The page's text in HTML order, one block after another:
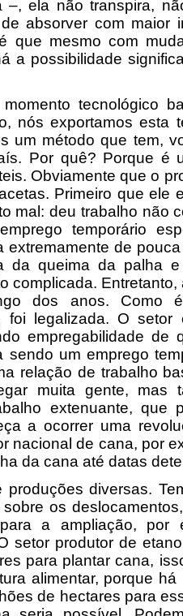
–, ela não transpira,
absorver com maior
que mesmo com
a possibilidade
tecnológico
nós exportamos esta
um método que tem,
Por quê? Porque é
Obviamente que o
Primeiro que ele
mal: deu trabalho não
temporário
extremamente de
da queima da palha
complicada.
dos anos. Como
foi legalizada. O setor
empregabilidade de
sendo um emprego
relação de trabalho
muita gente, mas
extenuante, que
a ocorrer uma
nacional de cana, por
da cana até datas
diversas.
os
a ampliação, por
setor produtor de
para plantar cana,
alimentar, porque
de hectares para